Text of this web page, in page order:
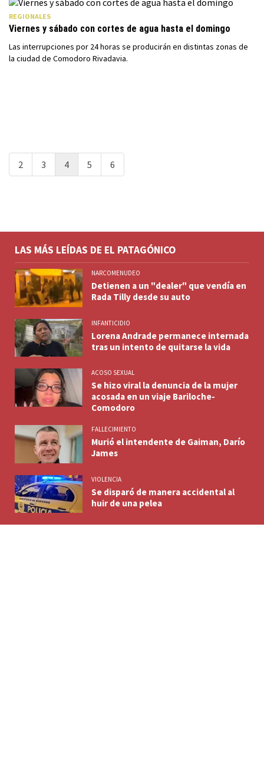
REGIONALES
Viernes y sábado con cortes de agua hasta el domingo
Las interrupciones por 24 horas se producirán en distintas zonas de
la ciudad de Comodoro Rivadavia.
2 3 4 5 6
LAS MÁS LEÍDAS DE EL PATAGÓNICO
NARCOMENUDEO
Detienen a un "dealer" que vendía en
Rada Tilly desde su auto
INFANTICIDIO
Lorena Andrade permanece internada
tras un intento de quitarse la vida
ACOSO SEXUAL
Se hizo viral la denuncia de la mujer
acosada en un viaje Bariloche-
Comodoro
FALLECIMIENTO
Murió el intendente de Gaiman, Darío
James
VIOLENCIA
Se disparó de manera accidental al
huir de una pelea